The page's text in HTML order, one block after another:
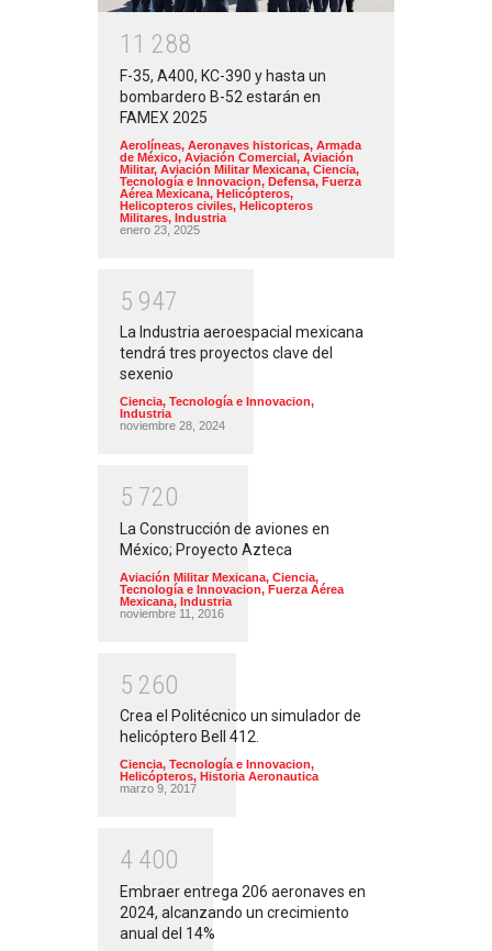
1 1 288
F-35, A400, KC-390 y hasta un
bombardero B-52 estarán en
FAMEX 2025
Aerolíneas, Aeronaves historicas, Armada
de México, Aviación Comercial, Aviación
Militar, Aviación Militar Mexicana, Ciencia,
Tecnología e Innovacion, Defensa, Fuerza
Aérea Mexicana, Helicópteros,
Helicopteros civiles, Helicopteros
Militares, Industria
enero 23, 2025
5 947
La Industria aeroespacial mexicana
tendrá tres proyectos clave del
sexenio
Ciencia, Tecnología e Innovacion,
Industria
noviembre 28, 2024
5 720
La Construcción de aviones en
México; Proyecto Azteca
Aviación Militar Mexicana, Ciencia,
Tecnología e Innovacion, Fuerza Aérea
Mexicana, Industria
noviembre 11, 2016
5 260
Crea el Politécnico un simulador de
helicóptero Bell 412.
Ciencia, Tecnología e Innovacion,
Helicópteros, Historia Aeronautica
marzo 9, 2017
4 400
Embraer entrega 206 aeronaves en
2024, alcanzando un crecimiento
anual del 14%